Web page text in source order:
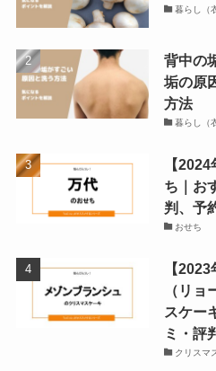
暮らし（
背中の
垢の原
方法
暮らし（
【
ち｜お
判、予
おせち
【
（リ
スケー
ミ・評
クリスマ